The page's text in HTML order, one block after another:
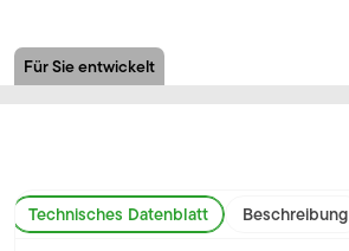
Für Sie entwickelt
Technisches Datenblatt Beschreibung